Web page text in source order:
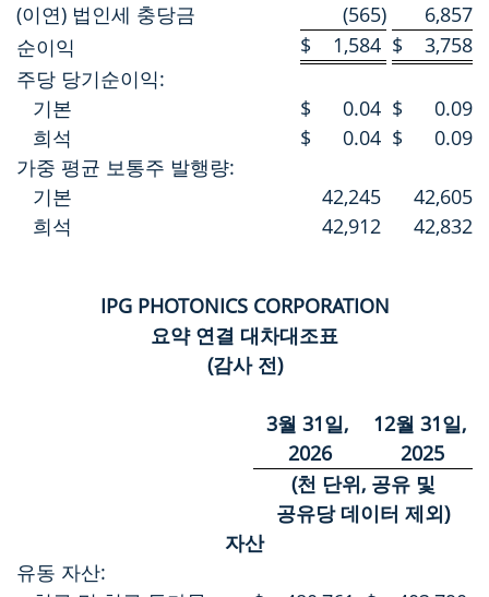
(이연) 법인세 충당금
(565)
6,857
순이익
$ 1,584 $
3,758
주당 당기순이익:
기본
$ 0.04 $
0.09
희석
$ 0.04 $
0.09
가중 평균 보통주 발행량:
기본
42,245
42,605
희석
42,912 42,832
IPG PHOTONICS CORPORATION
요약 연결 대차대조표
(감사 전)
3월 31일,
12월 31일,
2026
2025
(천 단위, 공유 및
공유당 데이터 제외)
자산
유동 자산: